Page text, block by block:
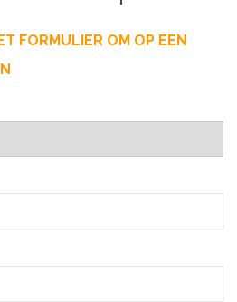
FORMULIER OM OP EEN